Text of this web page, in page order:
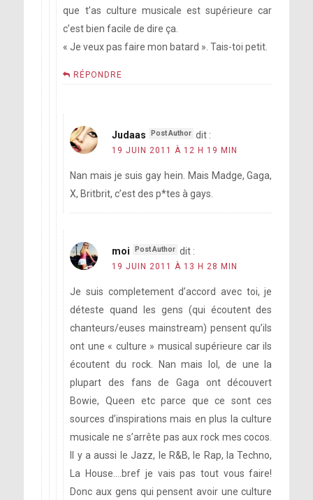
que t’as culture musicale est supérieure car
c’est bien facile de dire ça.
« Je veux pas faire mon batard ». Tais-toi petit.
RÉPONDRE
Judaas dit :
19 JUIN 2011 À 12 H 19 MIN
Nan mais je suis gay hein. Mais Madge, Gaga,
X, Britbrit, c’est des p*tes à gays.
moi dit :
19 JUIN 2011 À 13 H 28 MIN
Je suis completement d’accord avec toi, je
déteste quand les gens (qui écoutent des
chanteurs/euses mainstream) pensent qu’ils
ont une « culture » musical supérieure car ils
écoutent du rock. Nan mais lol, de une la
plupart des fans de Gaga ont découvert
Bowie, Queen etc parce que ce sont ces
sources d’inspirations mais en plus la culture
musicale ne s’arrête pas aux rock mes cocos.
Il y a aussi le Jazz, le R&B, le Rap, la Techno,
La House….bref je vais pas tout vous faire!
Donc aux gens qui pensent avoir une culture